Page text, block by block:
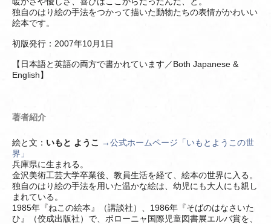
独自のはり絵の手法をつかって描いた動物たちの表情がかわいい
絵本です。
初版発行：2007年10月1日
【日本語と英語の両方で書かれています／Both Japanese &
English】
著者紹介
絵と文： いもと ようこ →公式ホームページ「いもとようこの世
界」
兵庫県に生まれる。
金沢美術工芸大学卒業後、教員生活を経て、絵本の世界に入る。
独自のはり絵の手法を用いた温かな絵は、幼児にも大人にも親し
まれている。
1985年『ねこの絵本』（講談社）、1986年『そばのはなさいた
ひ』（佼成出版社）で、ボローニャ国際児童図書展エルバ賞を、